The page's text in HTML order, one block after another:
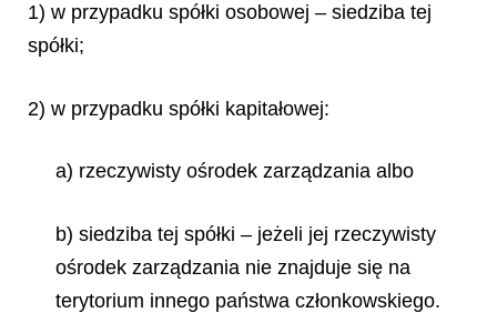
1) w przypadku spółki osobowej – siedziba tej
spółki;
2) w przypadku spółki kapitałowej:
a) rzeczywisty ośrodek zarządzania albo
b) siedziba tej spółki – jeżeli jej rzeczywisty
ośrodek zarządzania nie znajduje się na
terytorium innego państwa członkowskiego.